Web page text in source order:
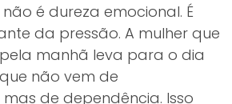
é dureza emocional. É
da pressão. A mulher que
manhã leva para o dia
não vem de
de dependência. Isso